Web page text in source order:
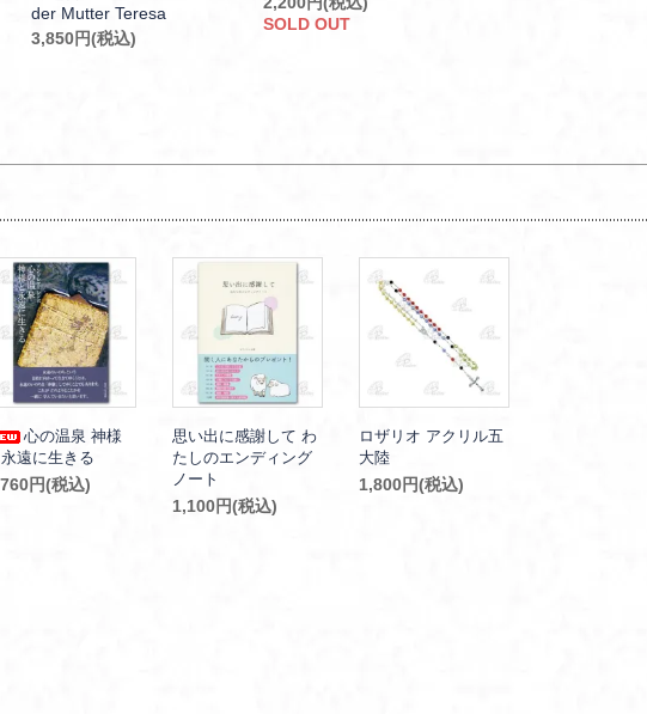
der Mutter Teresa
3,850円(税込)
SOLD OUT
心の温泉 神様
永遠に生きる
円(税込)
思い出に感謝して わ
たしのエンディング
ノート
1,100円(税込)
ロザリオ アクリル五
大陸
1,800円(税込)